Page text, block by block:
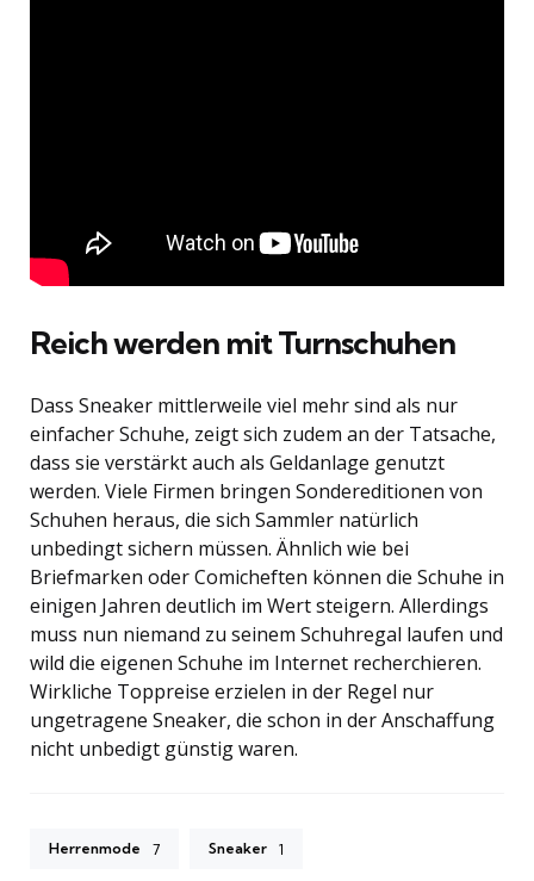
Reich werden mit Turnschuhen
Dass Sneaker mittlerweile viel mehr sind als nur
einfacher Schuhe, zeigt sich zudem an der Tatsache,
dass sie verstärkt auch als Geldanlage genutzt
werden. Viele Firmen bringen Sondereditionen von
Schuhen heraus, die sich Sammler natürlich
unbedingt sichern müssen. Ähnlich wie bei
Briefmarken oder Comicheften können die Schuhe in
einigen Jahren deutlich im Wert steigern. Allerdings
muss nun niemand zu seinem Schuhregal laufen und
wild die eigenen Schuhe im Internet recherchieren.
Wirkliche Toppreise erzielen in der Regel nur
ungetragene Sneaker, die schon in der Anschaffung
nicht unbedigt günstig waren.
Herrenmode 7 Sneaker 1